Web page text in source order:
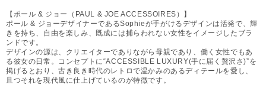
【ポール & ジョー（PAUL & JOE ACCESSOIRES）】
ポール & ジョーデザイナーであるSophieが手がけるデザインは活発で、輝
きを持ち、自由を楽しみ、既成には捕らわれない女性をイメージしたブラ
ンドです。
デザインの源は、クリエイターでありながら母親であり、働く女性でもあ
る彼女の日常。コンセプトに“ACCESSIBLE LUXURY(手に届く贅沢さ)”を
掲げるとおり、古き良き時代のレトロで温かみのあるディテールを愛し、
且つそれを現代風に仕上げているのが特徴です。